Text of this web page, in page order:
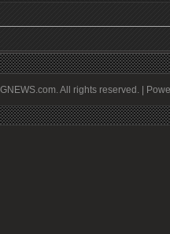
All rights reserved. |